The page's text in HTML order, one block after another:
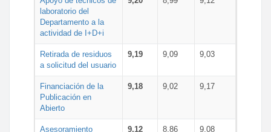
laboratorio del
Departamento a la
actividad de I+D+i
Retirada de residuos
a solicitud del usuario
9,19 9,09 9,03
Financiación de la
Publicación en
Abierto
9,18 9,02 9,17
Asesoramiento
9,12 8,86 9,08